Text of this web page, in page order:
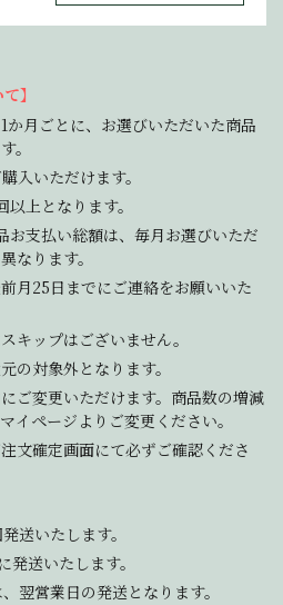
】
か月ごとに、お選びいただいた商品
。
入いただけます。
上となります。
お支払い総額は、毎月お選びいただ
なります。
月25日までにご連絡をお願いいた
キップはございません。
の対象外となります。
ご変更いただけます。商品数の増減
イページよりご変更ください。
文確定画面にて必ずご確認くださ
送いたします。
送いたします。
翌営業日の発送となります。